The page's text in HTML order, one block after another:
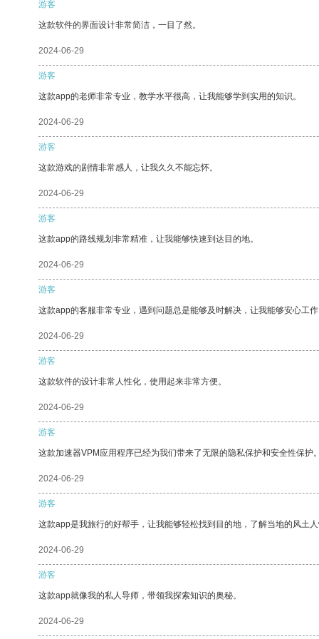
游客
这款软件的界面设计非常简洁，一目了然。
2024-06-29
游客
这款app的老师非常专业，教学水平很高，让我能够学到实用的知识。
2024-06-29
游客
这款游戏的剧情非常感人，让我久久不能忘怀。
2024-06-29
游客
这款app的路线规划非常精准，让我能够快速到达目的地。
2024-06-29
游客
这款app的客服非常专业，遇到问题总是能够及时解决，让我能够安心工
2024-06-29
游客
这款软件的设计非常人性化，使用起来非常方便。
2024-06-29
游客
这款加速器VPM应用程序已经为我们带来了无限的隐私保护和安全性保护
2024-06-29
游客
这款app是我旅行的好帮手，让我能够轻松找到目的地，了解当地的风土
2024-06-29
游客
这款app就像我的私人导师，带领我探索知识的奥秘。
2024-06-29